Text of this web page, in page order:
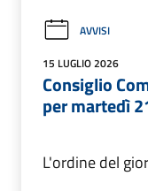
AVVISI
15 LUGLIO 2026
Consiglio
per martedì
L'ordine del